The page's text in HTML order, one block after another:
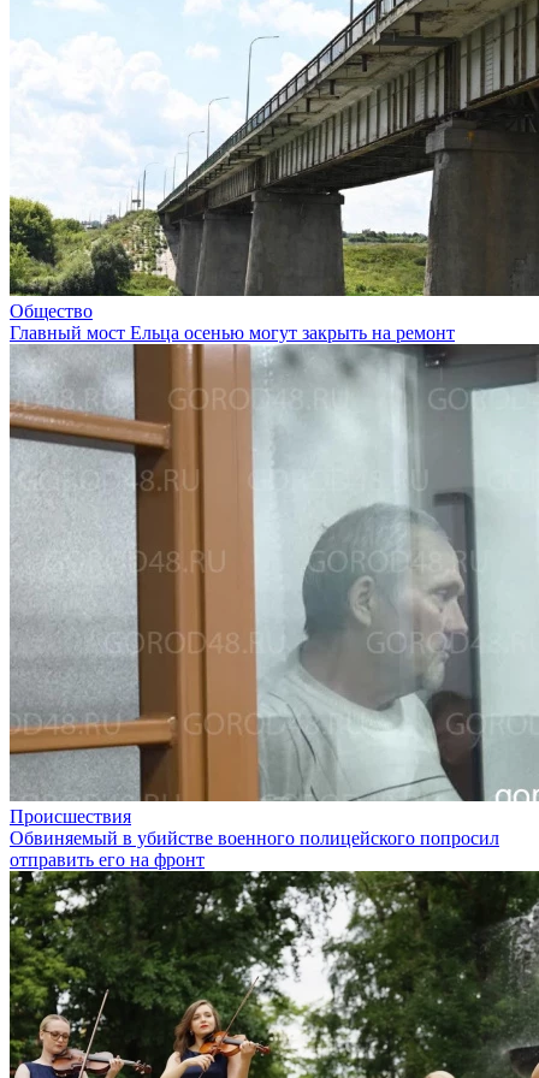
Общество
Главный мост Ельца осенью могут закрыть на ремонт
Происшествия
Обвиняемый в убийстве военного полицейского попросил
отправить его на фронт